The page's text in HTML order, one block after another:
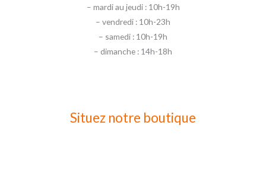
– mardi au jeudi : 10h-19h
– vendredi : 10h-23h
– samedi : 10h-19h
– dimanche : 14h-18h
Situez notre boutique